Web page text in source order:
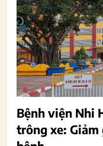
Bệnh viện Nhi
trông xe: Giảm